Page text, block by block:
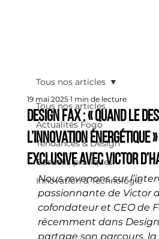
Tous nos articles
Actualités Fogo
Tendances & Design
Conseils pratiques
Innovation & Technologie
Tous nos articles
Design fax : « Quand le
l’innovation
exclusive avec Victor
19 mai 2025 1 min de lecture
Nous revenons sur
passionnante de Victor
cofondateur et CEO de
récemment dans
partage son parcours, la